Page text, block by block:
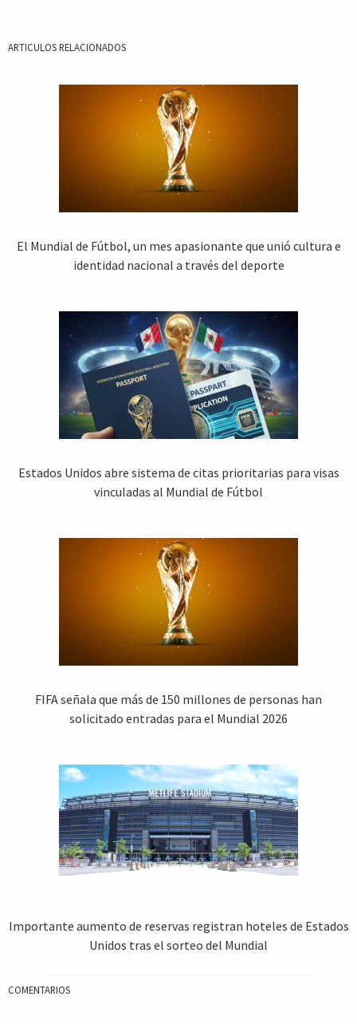
ARTICULOS RELACIONADOS
El Mundial de Fútbol, un mes apasionante que unió cultura e
identidad nacional a través del deporte
Estados Unidos abre sistema de citas prioritarias para visas
vinculadas al Mundial de Fútbol
FIFA señala que más de 150 millones de personas han
solicitado entradas para el Mundial 2026
Importante aumento de reservas registran hoteles de Estados
Unidos tras el sorteo del Mundial
COMENTARIOS